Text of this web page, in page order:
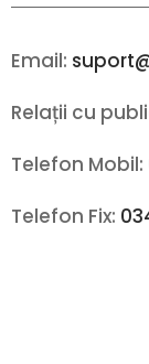
Email:
Relații cu
Telefon Mobil:
Telefon Fix: